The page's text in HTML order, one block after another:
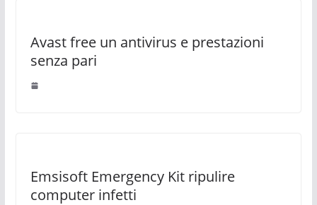
Avast free un antivirus e prestazioni
senza pari
Emsisoft Emergency Kit ripulire
computer infetti